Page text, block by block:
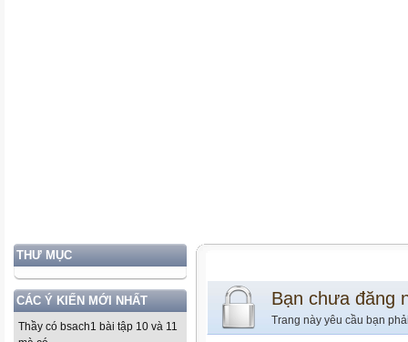
THƯ MỤC
CÁC Ý KIẾN MỚI NHẤT
Thầy có bsach1 bài tập 10 và 11
Bạn chưa đăng
Trang này yêu cầu bạn